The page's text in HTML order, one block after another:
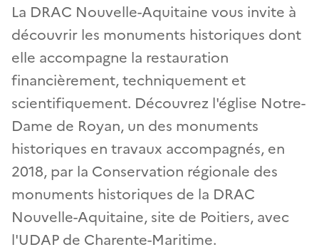
La DRAC Nouvelle-Aquitaine vous invite à
découvrir les monuments historiques dont
elle accompagne la restauration
financièrement, techniquement et
scientifiquement. Découvrez l'église Notre-
Dame de Royan, un des monuments
historiques en travaux accompagnés, en
2018, par la Conservation régionale des
monuments historiques de la DRAC
Nouvelle-Aquitaine, site de Poitiers, avec
l'UDAP de Charente-Maritime.